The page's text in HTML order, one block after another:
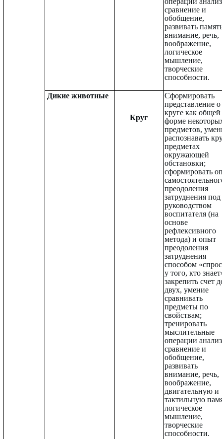
сравнение и
обобщение,
развивать
внимание, речь,
воображение,
логическое
мышление,
творческие
способности.
Дикие животные
Круг
Сформировать
представление о
круге как общей
форме
предметов,
распознавать
предметах
окружающей
обстановки;
сформировать
преодоления
затруднения под
руководством
воспитателя (на
основе
рефлексивного
метода) и опыт
преодоления
затруднения
способом
у того, кто
закрепить счет
двух, умение
сравнивать
предметы по
свойствам;
тренировать
мыслительные
операции
сравнение и
обобщение,
развивать
внимание, речь,
воображение,
двигательную и
тактильную
логическое
мышление,
творческие
способности.